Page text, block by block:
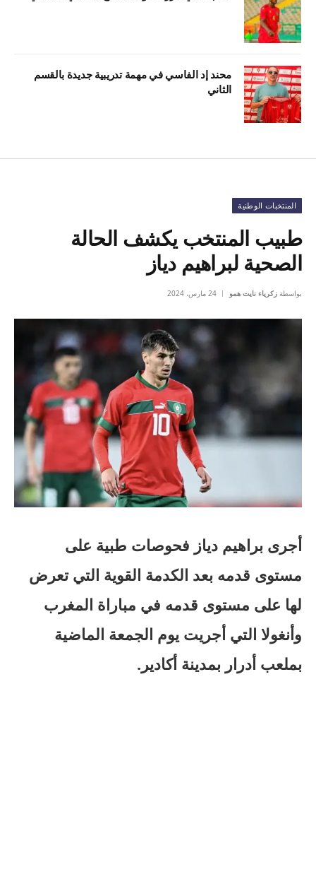
محند إد الفاسي في مهمة تدريبية جديدة بالقسم
الثاني
المنتخبات الوطنية
طبيب المنتخب يكشف الحالة
الصحية لبراهيم دياز
بواسطة زكرياء نايت همو 24 مارس، 2024
أجرى براهيم دياز فحوصات طبية على
مستوى قدمه بعد الكدمة القوية التي تعرض
لها على مستوى قدمه في مباراة المغرب
وأنغولا التي أجريت يوم الجمعة الماضية
بملعب أدرار بمدينة أكادير.